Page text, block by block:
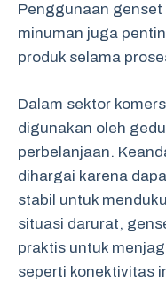
Penggunaan
minuman juga
produk selama
Dalam sektor
digunakan oleh
perbelanjaan.
dihargai karena
stabil untuk
situasi darurat,
praktis untuk
seperti konektivitas